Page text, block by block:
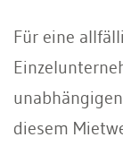
Für eine
diesem